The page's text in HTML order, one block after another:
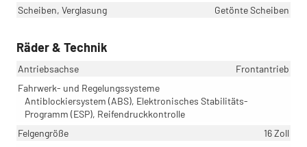
Scheiben, Verglasung
Getönte Scheiben
Räder & Technik
Antriebsachse
Frontantrieb
Fahrwerk- und Regelungssysteme
Antiblockiersystem (ABS), Elektronisches Stabilitäts-
Programm (ESP), Reifendruckkontrolle
Felgengröße
16 Zoll